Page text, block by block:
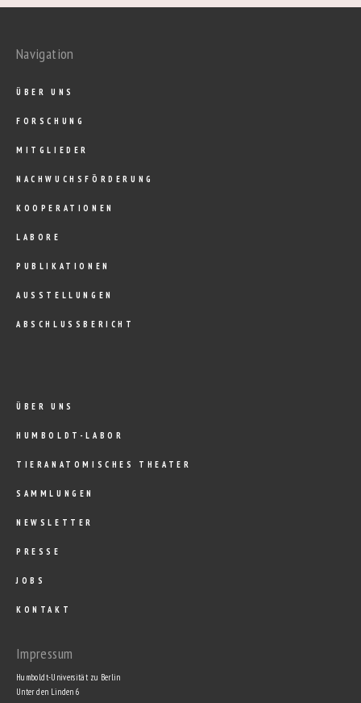
Navigation
ÜBER UNS
FORSCHUNG
MITGLIEDER
NACHWUCHSFÖRDERUNG
KOOPERATIONEN
LABORE
PUBLIKATIONEN
AUSSTELLUNGEN
ABSCHLUSSBERICHT
ÜBER UNS
HUMBOLDT-LABOR
TIERANATOMISCHES THEATER
SAMMLUNGEN
NEWSLETTER
PRESSE
JOBS
KONTAKT
Impressum
Humboldt-Universität zu Berlin
Unter den Linden 6